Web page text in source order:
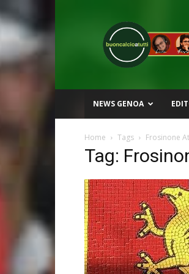
Buon
Calcio
a
Tutti
NEWS GENOA
Home Tags Frosinone
Tag: